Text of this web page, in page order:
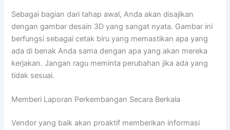
Sebagai bagian dari tahap awal, Anda akan disajikan
dengan gambar desain 3D yang sangat nyata. Gambar ini
berfungsi sebagai cetak biru yang memastikan apa yang
ada di benak Anda sama dengan apa yang akan mereka
kerjakan. Jangan ragu meminta perubahan jika ada yang
tidak sesuai.
Memberi Laporan Perkembangan Secara Berkala
Vendor yang baik akan proaktif memberikan informasi